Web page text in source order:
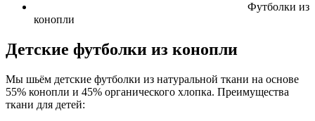
Футболки из
конопли
Детские футболки из конопли
Мы шьём детские футболки из натуральной ткани на основе
55% конопли и 45% органического хлопка. Преимущества
ткани для детей: